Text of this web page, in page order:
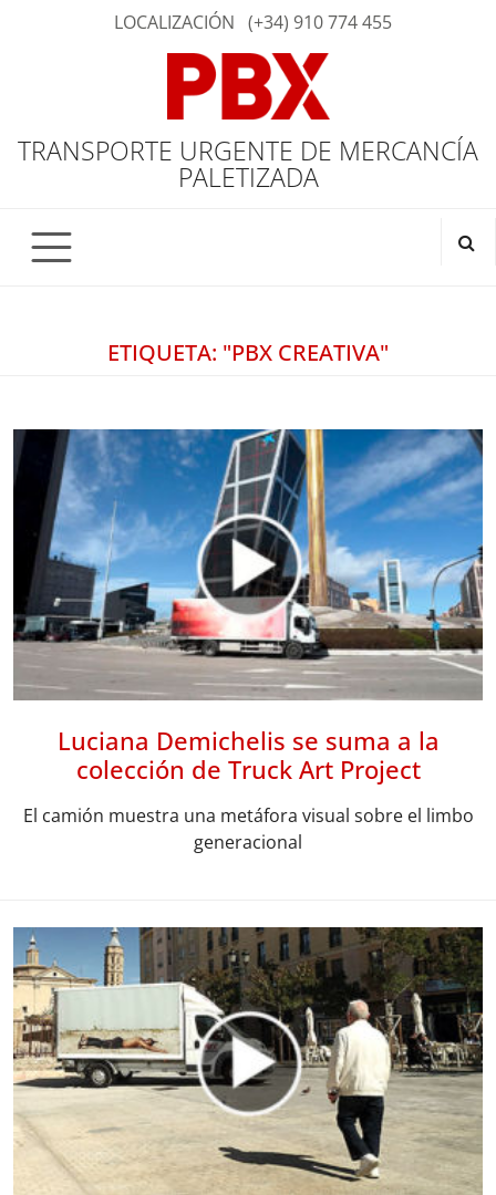
LOCALIZACIÓN (+34) 910 774 455
TRANSPORTE URGENTE DE MERCANCÍA
PALETIZADA
ETIQUETA: "PBX CREATIVA"
Luciana Demichelis se suma a la
colección de Truck Art Project
El camión muestra una metáfora visual sobre el limbo
generacional